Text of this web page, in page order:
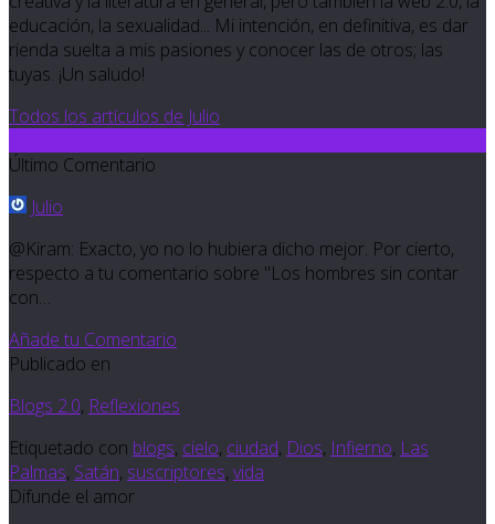
educación, la sexualidad... Mi intención, en definitiva, es dar
rienda suelta a mis pasiones y conocer las de otros; las
tuyas. ¡Un saludo!
Todos los artículos de Julio
Último Comentario
Julio
@Kiram: Exacto, yo no lo hubiera dicho mejor. Por cierto,
respecto a tu comentario sobre "Los hombres sin contar
con…
Añade tu Comentario
Publicado en
Blogs 2.0, Reflexiones
Etiquetado con blogs, cielo, ciudad, Dios, Infierno, Las
Palmas, Satán, suscriptores, vida
Difunde el amor